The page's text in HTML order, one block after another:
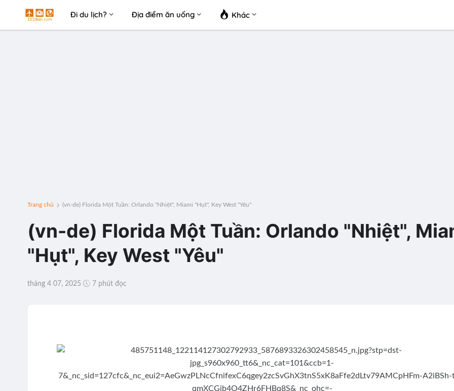
Đi du lịch? Địa điểm ăn uống Khác
Trang chủ (vn-de) Florida Một Tuần: Orlando "Nhiệt", Miami "Hụt", Key West "Yêu"
(vn-de) Florida Một Tuần: Orlando "Nhiệt",
"Hụt", Key West "Yêu"
tháng 4 07, 2025 7 phút đọc